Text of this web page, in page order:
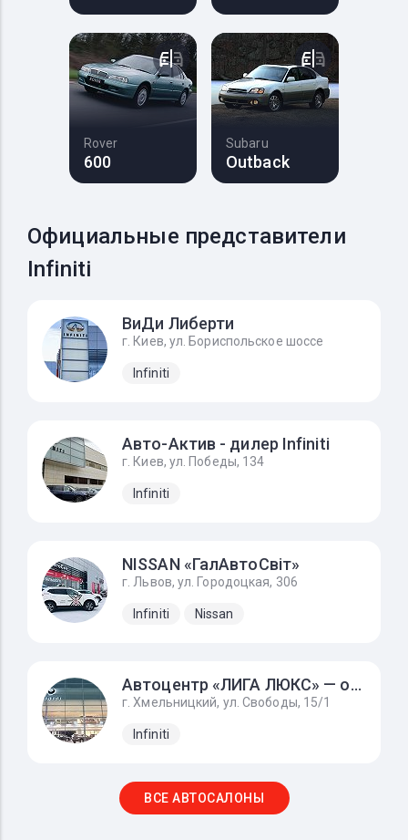
Rover
600
Subaru
Outback
Официальные представители
Infiniti
ВиДи Либерти
г. Киев, ул. Бориспольское шоссе
Infiniti
Авто-Актив - дилер Infiniti
г. Киев, ул. Победы, 134
Infiniti
NISSAN «ГалАвтоСвіт»
г. Львов, ул. Городоцкая, 306
Infiniti Nissan
Автоцентр «ЛИГА ЛЮКС» — официальный дилер INFINITI
г. Хмельницкий, ул. Свободы, 15/1
Infiniti
ВСЕ АВТОСАЛОНЫ